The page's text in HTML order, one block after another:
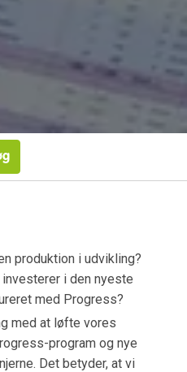
produktion i udvikling?
i den nyeste
med Progress?
med at løfte vores
program og nye
Det betyder, at vi